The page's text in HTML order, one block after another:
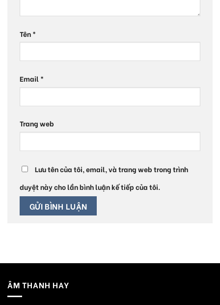
Tên*
Email *
Trang web
Lưu tên của tôi, email, và trang web trong trình
duyệt này cho lần bình luận kế tiếp của tôi.
ÂM THANH HAY